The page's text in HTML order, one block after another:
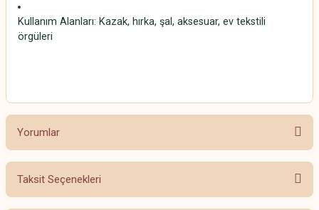
Kullanım Alanları: Kazak, hırka, şal, aksesuar, ev tekstili
örgüleri
Yorumlar
Taksit Seçenekleri